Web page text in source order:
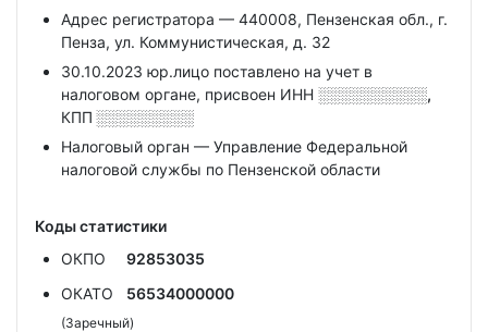
Адрес регистратора — 440008, Пензенская обл., г.
Пенза, ул. Коммунистическая, д. 32
30.10.2023 юр.лицо поставлено на учет в
налоговом органе, присвоен ИНН ░░░░░░░░░░,
КПП ░░░░░░░░░
Налоговый орган — Управление Федеральной
налоговой службы по Пензенской области
Коды статистики
ОКПО
92853035
ОКАТО
56534000000
(Заречный)